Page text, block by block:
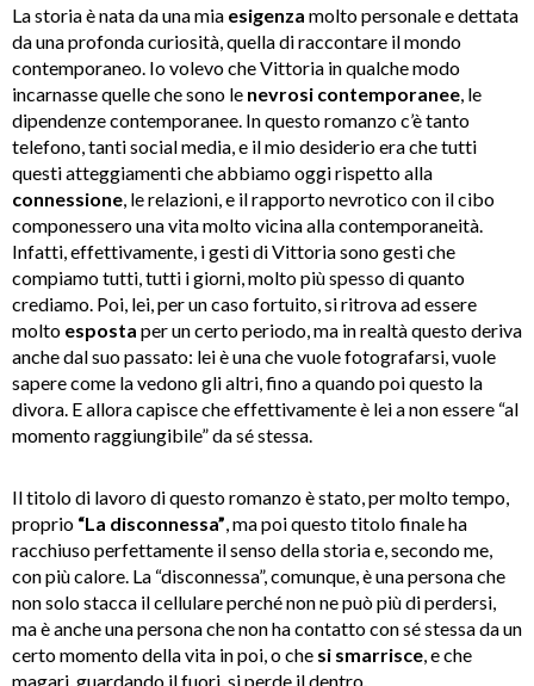
La storia è nata da una mia esigenza molto personale e dettata
da una profonda curiosità, quella di raccontare il mondo
contemporaneo. Io volevo che Vittoria in qualche modo
incarnasse quelle che sono le nevrosi contemporanee, le
dipendenze contemporanee. In questo romanzo c’è tanto
telefono, tanti social media, e il mio desiderio era che tutti
questi atteggiamenti che abbiamo oggi rispetto alla
connessione, le relazioni, e il rapporto nevrotico con il cibo
componessero una vita molto vicina alla contemporaneità.
Infatti, effettivamente, i gesti di Vittoria sono gesti che
compiamo tutti, tutti i giorni, molto più spesso di quanto
crediamo. Poi, lei, per un caso fortuito, si ritrova ad essere
molto esposta per un certo periodo, ma in realtà questo deriva
anche dal suo passato: lei è una che vuole fotografarsi, vuole
sapere come la vedono gli altri, fino a quando poi questo la
divora. E allora capisce che effettivamente è lei a non essere “al
momento raggiungibile” da sé stessa.
Il titolo di lavoro di questo romanzo è stato, per molto tempo,
proprio “La disconnessa”, ma poi questo titolo finale ha
racchiuso perfettamente il senso della storia e, secondo me,
con più calore. La “disconnessa”, comunque, è una persona che
non solo stacca il cellulare perché non ne può più di perdersi,
ma è anche una persona che non ha contatto con sé stessa da un
certo momento della vita in poi, o che si smarrisce, e che
magari, guardando il fuori, si perde il dentro.